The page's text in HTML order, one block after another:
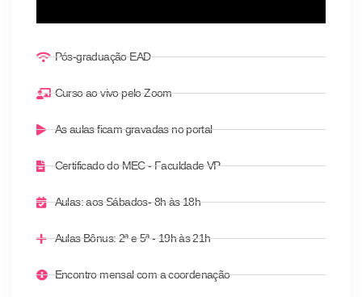
Pós-graduação EAD
Curso ao vivo pelo Zoom
As aulas ficam gravadas no portal​
Certificado do MEC - Faculdade VP
Aulas: aos Sábados- 8h às 18h
Aulas Bônus: 2ª e 5ª - 19h às 21h
Encontro mensal com a coordenação